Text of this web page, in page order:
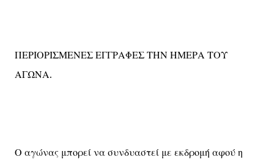
ΠΕΡΙΟΡΙΣΜΕΝΕΣ ΕΓΓΡΑΦΕΣ ΤΗΝ ΗΜΕΡΑ ΤΟΥ
ΑΓΩΝΑ.
Ο αγώνας μπορεί να συνδυαστεί με εκδρομή αφού η